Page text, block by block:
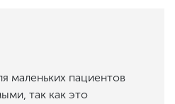
маленьких пациентов
так как это